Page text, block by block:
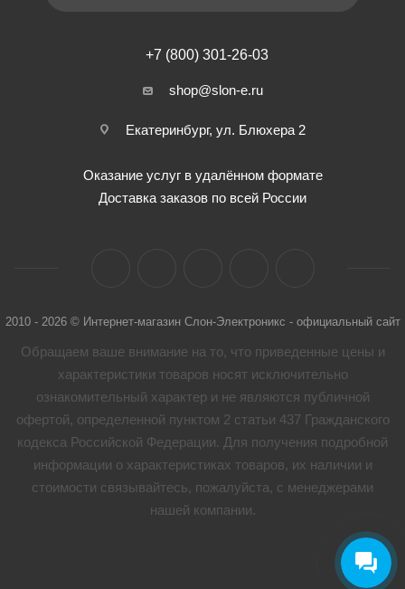
+7 (800) 301-26-03
shop@slon-e.ru
Екатеринбург, ул. Блюхера 2
Оказание услуг в удалённом формате
Доставка заказов по всей России
2010 - 2026 © Интернет-магазин Слон-Электроникс - официальный сайт
Обращаем ваше внимание на то, что приведенные цены и
характеристики товaров носят исключительно
ознакомительный характер и не являются публичной
офертой, определенной пунктом 2 статьи 437 Гражданского
кодекса Российской Федерации. Для получения подробной
информации о характеристиках товaров, их наличии и
стоимости связывайтесь, пожалуйста, с менеджерами
нашей компании.